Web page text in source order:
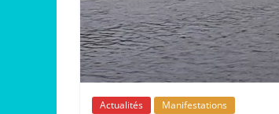
Actualités Manifestations